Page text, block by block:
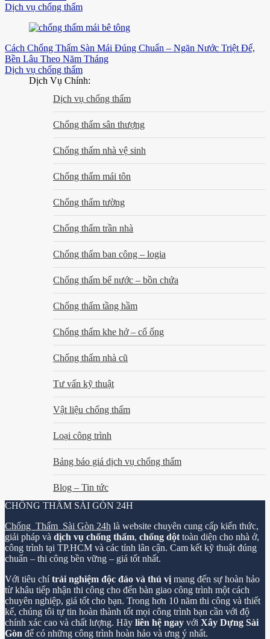
Dịch vụ chống thấm
Cách Chống Thấm Sàn Mái Đúng Chuẩn – Ngăn Nước Triệt Để,
Bền Lâu Theo Năm Tháng
Dịch vụ chống thấm
Dịch Vụ Chính:
Dịch vụ chống thấm
Chống thấm sân thượng
Chống thấm nhà vệ sinh
Chống thấm mái tôn
Chống thấm tường
Chống thấm trần nhà
Chống thấm ban công – logia
Chống thấm bể nước – bồn chứa
Chống thấm tầng hầm
Chống thấm khe hở – cổ ống
Chống thấm nhà cũ
Tư vấn kỹ thuật
Vật liệu chống thấm
Loại công trình
Bảng báo giá dịch vụ chống thấm
Blog – Tin tức
CHỐNG THẤM SÀI GÒN 24H
Chống Thấm Sài Gòn 24h là website chuyên cung cấp kiến thức,
giải pháp và dịch vụ chống thấm, chống dột toàn diện cho nhà ở,
công trình tại TP.HCM và các tỉnh lân cận. Cam kết kỹ thuật đúng
chuẩn – thi công bền vững – giá tốt nhất.
Với tiêu chítrải nghiệm độc đáo và thú vị mang đến sự hoàn hảo
từ khâu tiếp nhận thi công cho đến bàn giao công trình một cách
chuyên nghiệp, giá tốt cho bạn. Trong hơn 10 năm thi công và thiết
kế, chúng tôi tự tin hoàn thành tốt mọi công trình bạn cần với độ
chính xác cao và chất lượng. Hãy liên hệ ngay với Xây Dựng Sài
Gòn để có những công trình hoàn hảo và ưng ý nhất.